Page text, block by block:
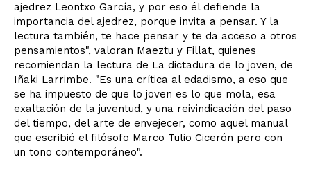
ajedrez Leontxo García, y por eso él defiende la
importancia del ajedrez, porque invita a pensar. Y la
lectura también, te hace pensar y te da acceso a otros
pensamientos", valoran Maeztu y Fillat, quienes
recomiendan la lectura de La dictadura de lo joven, de
Iñaki Larrimbe. "Es una crítica al edadismo, a eso que
se ha impuesto de que lo joven es lo que mola, esa
exaltación de la juventud, y una reivindicación del paso
del tiempo, del arte de envejecer, como aquel manual
que escribió el filósofo Marco Tulio Cicerón pero con
un tono contemporáneo".